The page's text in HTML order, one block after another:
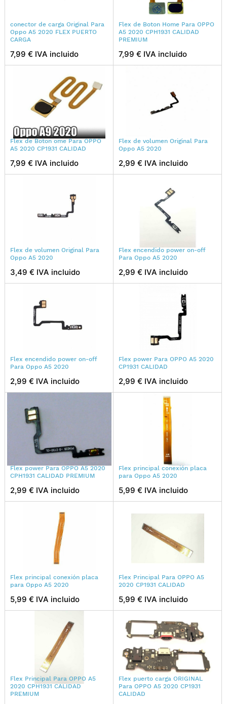
conector de carga Original Para
Oppo A5 2020 FLEX PUERTO
CARGA
7,99 € IVA incluido
Flex de Boton Home Para OPPO
A5 2020 CPH1931 CALIDAD
PREMIUM
7,99 € IVA incluido
Flex de Boton ome Para OPPO
A5 2020 CP1931 CALIDAD
7,99 € IVA incluido
Flex de volumen Original Para
Oppo A5 2020
2,99 € IVA incluido
Flex de volumen Original Para
Oppo A5 2020
3,49 € IVA incluido
Flex encendido power on-off
Para Oppo A5 2020
2,99 € IVA incluido
Flex encendido power on-off
Para Oppo A5 2020
2,99 € IVA incluido
Flex power Para OPPO A5 2020
CP1931 CALIDAD
2,99 € IVA incluido
Flex power Para OPPO A5 2020
CPH1931 CALIDAD PREMIUM
2,99 € IVA incluido
Flex principal conexión placa
para Oppo A5 2020
5,99 € IVA incluido
Flex principal conexión placa
para Oppo A5 2020
5,99 € IVA incluido
Flex Principal Para OPPO A5
2020 CP1931 CALIDAD
5,99 € IVA incluido
Flex Principal Para OPPO A5
2020 CPH1931 CALIDAD
PREMIUM
Flex puerto carga ORIGINAL
Para OPPO A5 2020 CP1931
CALIDAD